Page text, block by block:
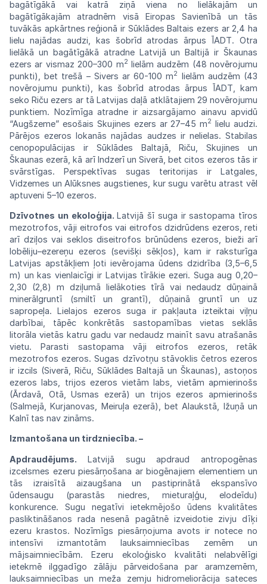
bagātīgākā vai katrā ziņā viena no lielākajām un
bagātīgākajām atradnēm visā Eiropas
Savienībā un tās
tuvākās apkārtnes reģionā ir Sūklādes Baltais ezers ar 2,4 ha
lielu najādas audzi, kas šobrīd atrodas ārpusĪADT. Otra
lielākā un bagātīgākā atradne Latvijā un Baltijā ir Škaunas
ezers ar vismaz 200–300 m2 lielām audzēm (48 novērojumu
punkti),bet trešā – Siversar60-100m2
lielām audzēm (43
novērojumu punkti), kas šobrīd atrodas ārpus ĪADT,kam
seko Riču ezers ar tā Latvijas daļā atklātajiem 29 novērojumu
punktiem. Nozīmīga atradne ir aizsargājamo ainavu apvidū
“Augšzeme” esošais Skujines ezers ar 27–45 m2 lielu audzi.
Pārējos ezeros lokanās najādas audzes ir nelielas.Stabilas
cenopopulācijas ir Sūklādes Baltajā, Riču, Skujines un
Škaunas ezerā, kā arī Indzerī un Siverā, bet citos ezeros tās ir
svārstīgas. Perspektīvas sugas teritorijas ir Latgales,
Vidzemes un Alūksnes augstienes, kur sugu varētu atrast vēl
aptuveni 5–10 ezeros.
Dzīvotnes un ekoloģija.Latvijā šī suga ir sastopama tīros
mezotrofos, vāji eitrofosvai eitrofos dzidrūdens ezeros, reti
arī dziļos vai seklos diseitrofos brūnūdens ezeros, bieži arī
lobēliju–ezereņu ezeros (sevišķi sēkļos), kam ir raksturīga
Latvijas apstākļiem ļoti ievērojama ūdens dzidrība (3,5–6,5
m) un kas vienlaicīgi ir Latvijas tīrākie ezeri. Suga aug 0,20–
2,30
(2,8)
m dziļumā lielākoties tīrā vai nedaudz dūņainā
minerālgruntī (smiltī un grantī), dūņainā gruntī un uz
sapropeļa. Lielajos ezeros suga ir pakļauta izteiktai viļņu
darbībai, tāpēc konkrētās sastopamības vietas seklās
litorāla vietās katru gadu var nedaudz mainīt savu atrašanās
vietu. Parasti sastopama vāji eitrofos ezeros, retāk
mezotrofos ezeros. Sugas dzīvotņu stāvoklis četros ezeros
ir izcils (Siverā, Riču, SūklādesBaltajāun Škaunas), astoņos
ezeros labs, trijos ezerosvietām labs, vietām apmierinošs
(Ārdavā, Otā, Usmas ezerā) un trijos ezeros apmierinošs
(Salmejā, Kurjanovas, Meiruļa ezerā), bet Alaukstā, Ižuņā un
Kalnī tas nav zināms.
Izmantošana un tirdzniecība. –
Apdraudējums. Latvijā suguapdraud
antropogēnas
izcelsmes ezeru piesārņošana ar biogēnajiem elementiem un
tās izraisītā aizaugšana un pastiprinātā
ekspansīvo
ūdensaugu
(parastās niedres, mieturaļģu,
elodeīdu)
konkurence.
Sugu negatīvi ietekmējošo ūdens kvalitātes
pasliktināšanosradanesenā pagātnē izveidotie zivju dīķi
ezeru krastos. Nozīmīgs piesārņojuma avots ir notece no
intensīvi izmantotām
lauksaimniecības zemēm un
mājsaimniecībām. Ezeru ekoloģisko kvalitāti
nelabvēlīgi
ietekmē
ilggadīgo zālāju pārveidošana pararamzemēm,
lauksaimniecības un meža zemju hidromeliorācija sateces